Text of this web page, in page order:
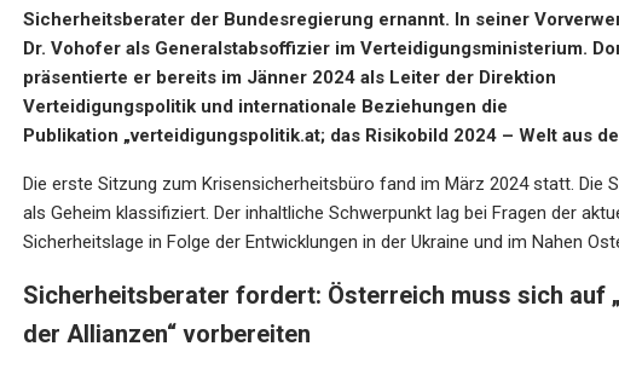
Sicherheitsberater der Bundesregierung ernannt. In seiner
Dr. Vohofer als Generalstabsoffizier im Verteidigungsministerium.
präsentierte er bereits im Jänner 2024 als Leiter der Direktion
Verteidigungspolitik und internationale Beziehungen die
Publikation „verteidigungspolitik.at; das Risikobild 2024 – Welt aus
Die erste Sitzung zum Krisensicherheitsbüro fand im März 2024 statt. Die
als Geheim klassifiziert. Der inhaltliche Schwerpunkt lag bei Fragen der
Sicherheitslage in Folge der Entwicklungen in der Ukraine und im Nahen
Sicherheitsberater fordert: Österreich muss sich auf
der Allianzen“ vorbereiten